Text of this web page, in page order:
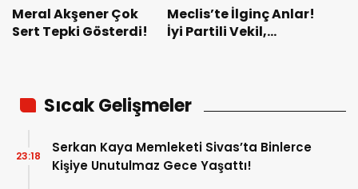
Meral Akşener Çok
Sert Tepki Gösterdi!
Meclis’te İlginç Anlar!
İyi Partili Vekil,
Sıcak Gelişmeler
Serkan Kaya Memleketi Sivas’ta Binlerce
Kişiye Unutulmaz Gece Yaşattı!
23:18